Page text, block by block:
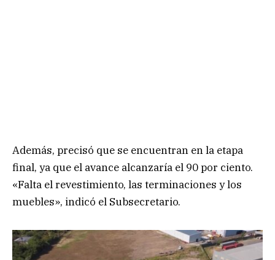
Además, precisó que se encuentran en la etapa
final, ya que el avance alcanzaría el 90 por ciento.
«Falta el revestimiento, las terminaciones y los
muebles», indicó el Subsecretario.